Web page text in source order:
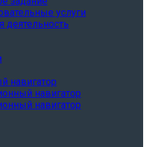
услуги
деятельность
навигатор
навигатор
навигатор